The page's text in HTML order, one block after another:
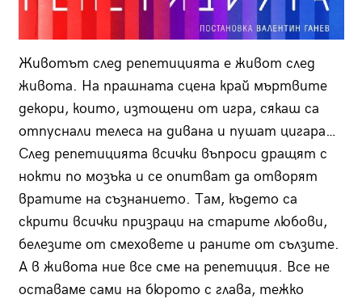
Животът след репетицията е живот след
живота. На прашната сцена край мъртвите
декори, които, изтощени от игра, сякаш са
отпуснали телеса на дивана и пушат цигара…
След репетицията всички въпроси дращят с
нокти по мозъка и се опитват да отворят
вратите на съзнанието. Там, където са
скрити всички призраци на старите любови,
белезите от смеховете и раните от сълзите.
А в живота ние все сме на репетиция. Все не
оставаме сами на бюрото с глава, тежко